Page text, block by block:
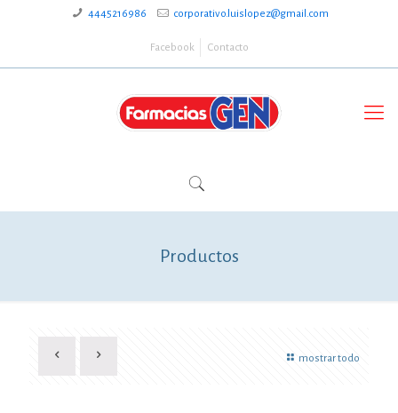
4445216986 corporativo.luislopez@gmail.com
Facebook Contacto
Productos
mostrar todo